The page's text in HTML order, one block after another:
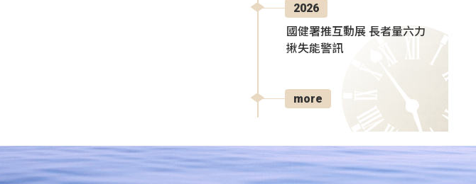
2026
國健署推互動展 長者量六力
揪失能警訊
more